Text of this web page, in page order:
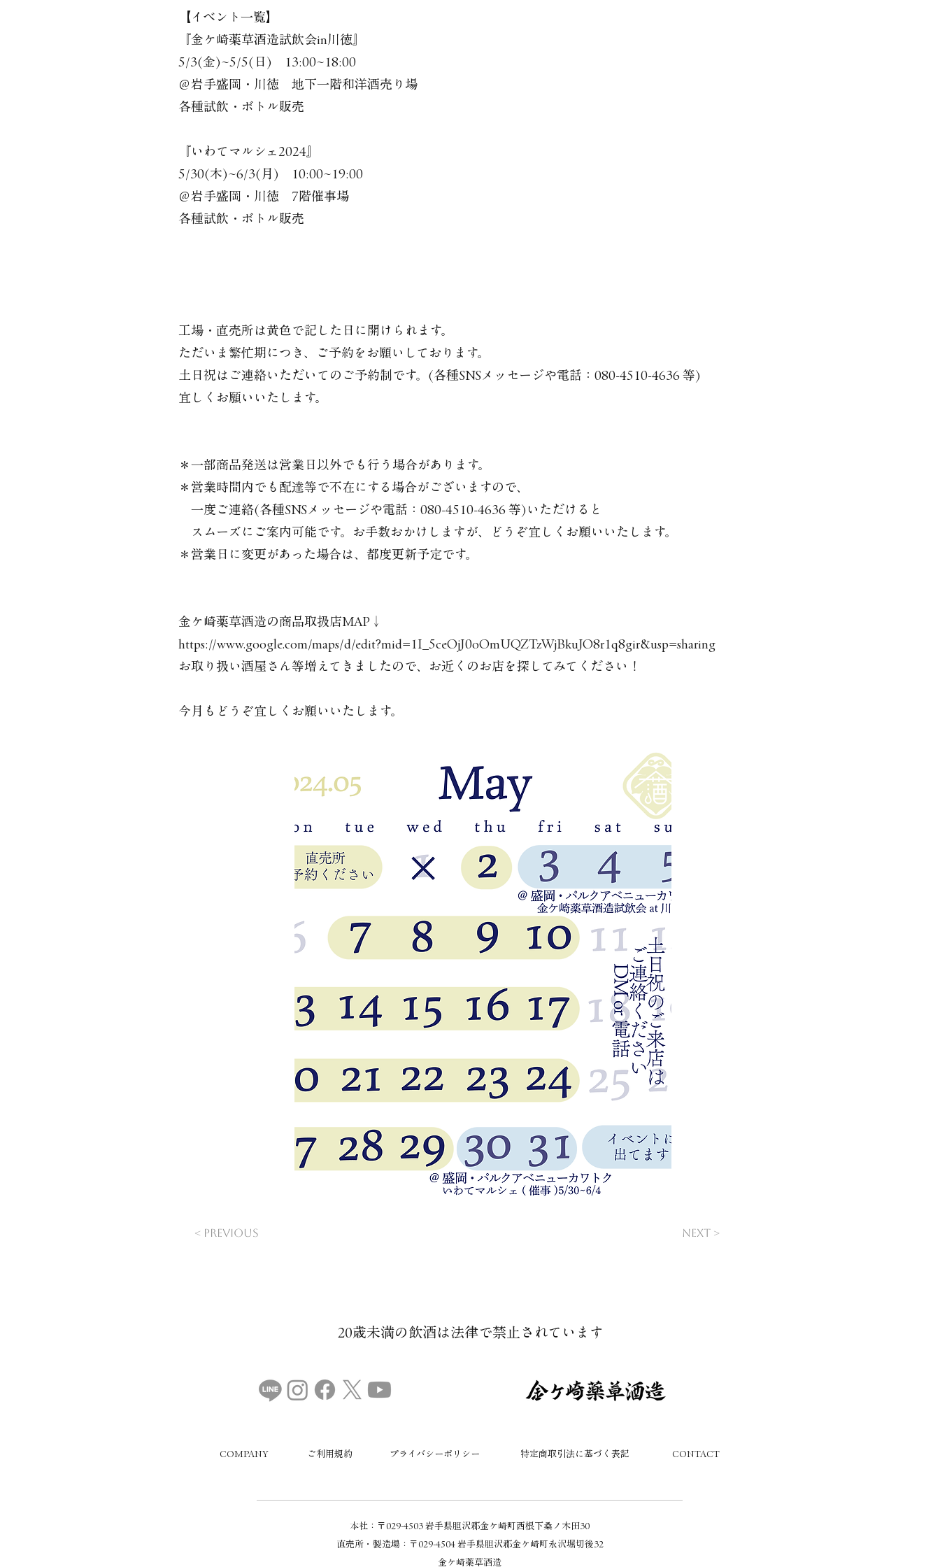
【イベント一覧】
『金ケ崎薬草酒造試飲会in川徳』
5/3(金)~5/5(日) 13:00~18:00
＠岩手盛岡・川徳 地下一階和洋酒売り場
各種試飲・ボトル販売
『いわてマルシェ2024』
5/30(木)~6/3(月) 10:00~19:00
＠岩手盛岡・川徳 7階催事場
各種試飲・ボトル販売
工場・直売所は黄色で記した日に開けられます。
ただいま繁忙期につき、ご予約をお願いしております。
土日祝はご連絡いただいてのご予約制です。(各種SNSメッセージや電話：080-4510-4636 等)
宜しくお願いいたします。
＊一部商品発送は営業日以外でも行う場合があります。
＊営業時間内でも配達等で不在にする場合がございますので、
一度ご連絡(各種SNSメッセージや電話：080-4510-4636 等)いただけると
スムーズにご案内可能です。お手数おかけしますが、どうぞ宜しくお願いいたします。
＊営業日に変更があった場合は、都度更新予定です。
金ケ崎薬草酒造の商品取扱店MAP↓
https://www.google.com/maps/d/edit?mid=1I_5ceOjJ0oOmUQZTzWjBkuJO8r1q8gir&usp=sharing
お取り扱い酒屋さん等増えてきましたので、お近くのお店を探してみてください！
今月もどうぞ宜しくお願いいたします。
< Previous Next >
20歳未満の飲酒は法律で禁止されています​
COMPANY ご利用規約 プライバシーポリシー 特定商取引法に基づく表記 CONTACT
本社：​〒029-4503 岩手県胆沢郡金ケ崎町西根下桑ノ木田30
直売所・製造場：
〒029-4504 岩手県胆沢郡金ケ崎町永沢堀切後32
金ケ崎薬草酒造